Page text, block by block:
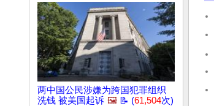
两中国公民涉嫌为跨国犯罪组织
洗钱 被美国起诉 🖼️ 📝 (61,504次)